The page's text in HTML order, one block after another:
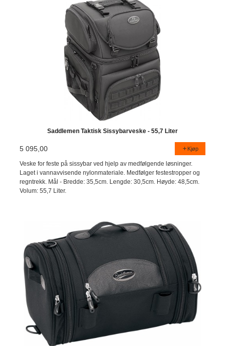
Saddlemen Taktisk Sissybarveske - 55,7 Liter
5 095,00 Kjøp
Veske for feste på sissybar ved hjelp av medfølgende løsninger.
Laget i vannavvisende nylonmateriale. Medfølger festestropper og
regntrekk. Mål - Bredde: 35,5cm. Lengde: 30,5cm. Høyde: 48,5cm.
Volum: 55,7 Liter.